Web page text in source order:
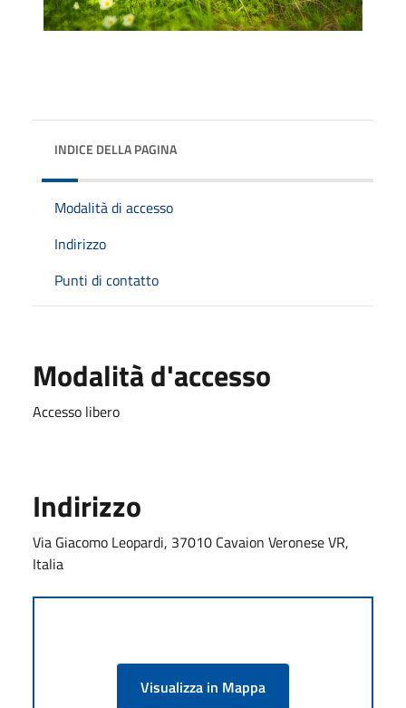
INDICE DELLA PAGINA
Modalità di accesso
Indirizzo
Punti di contatto
Modalità d'accesso
Accesso libero
Indirizzo
Via Giacomo Leopardi, 37010 Cavaion Veronese VR,
Italia
Visualizza in Mappa